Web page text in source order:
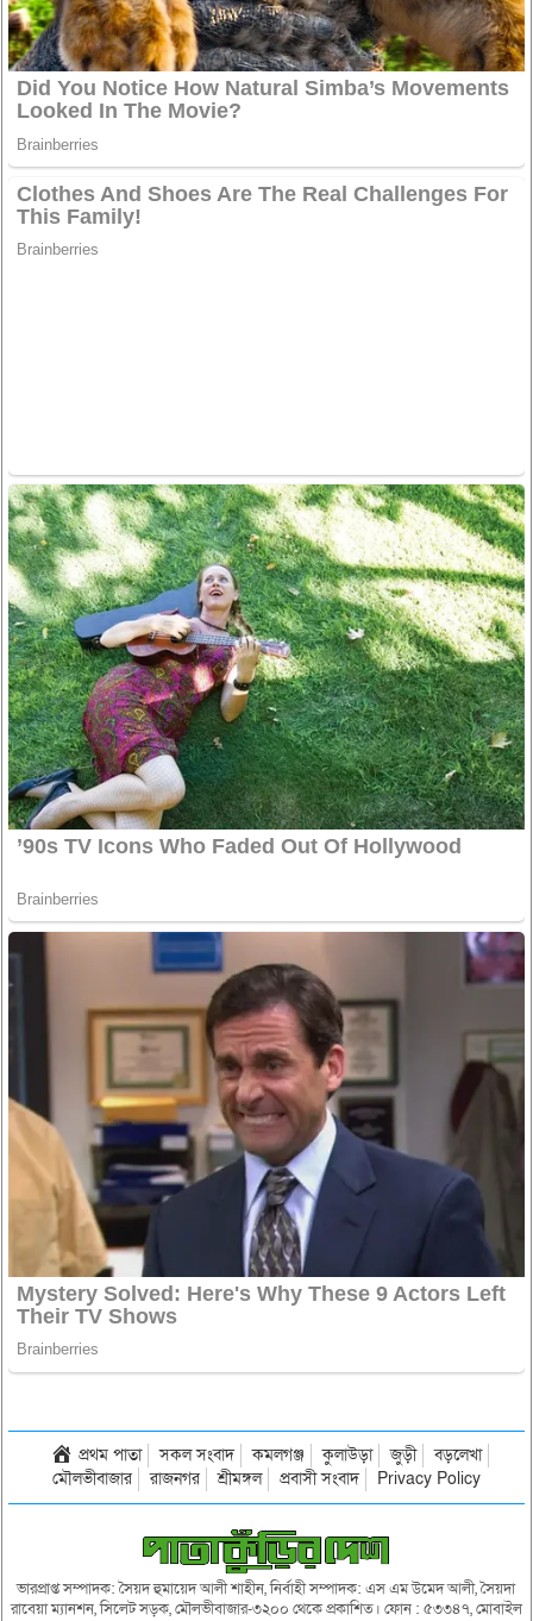
প্রথম পাতা সকল সংবাদ কমলগঞ্জ কুলাউড়া জুড়ী
বড়লেখা
মৌলভীবাজার
রাজনগর শ্রীমঙ্গল প্রবাসী সংবাদ Privacy Policy
ভারপ্রাপ্ত সম্পাদক: সৈয়দ হুমায়েদ আলী শাহীন, নির্বাহী সম্পাদক: এস এম উমেদ আলী, সৈয়দা
রাবেয়া ম্যানশন, সিলেট সড়ক, মৌলভীবাজার-৩২০০ থেকে প্রকাশিত। ফোন : ৫৩৩৪৭, মোবাইল